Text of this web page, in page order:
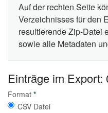
Auf der rechten Seite
Verzeichnisses für den
resultierende Zip-Datei
sowie alle Metadaten
Einträge im Export:
Format *
CSV Datei